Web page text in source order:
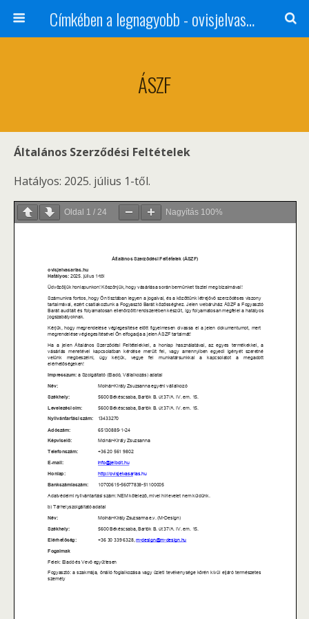
Címkében a legnagyobb - ovisjelvasarlas.hu
ÁSZF
Általános Szerződési Feltételek
Hatályos: 2025. július 1-től.
Oldal 1 / 24 Nagyítás 100%